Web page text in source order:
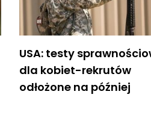
USA: testy
dla kobiet-rekrutów
odłożone na później